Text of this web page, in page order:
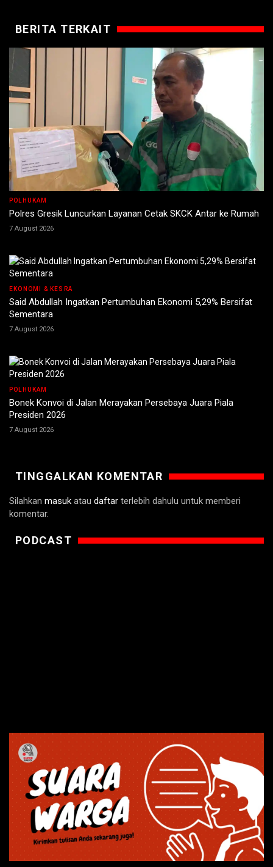
BERITA TERKAIT
POLHUKAM
Polres Gresik Luncurkan Layanan Cetak SKCK Antar ke Rumah
7 August 2026
EKONOMI & KESRA
Said Abdullah Ingatkan Pertumbuhan Ekonomi 5,29% Bersifat
Sementara
7 August 2026
POLHUKAM
Bonek Konvoi di Jalan Merayakan Persebaya Juara Piala
Presiden 2026
7 August 2026
TINGGALKAN KOMENTAR
Silahkan masuk atau daftar terlebih dahulu untuk memberi
komentar.
PODCAST